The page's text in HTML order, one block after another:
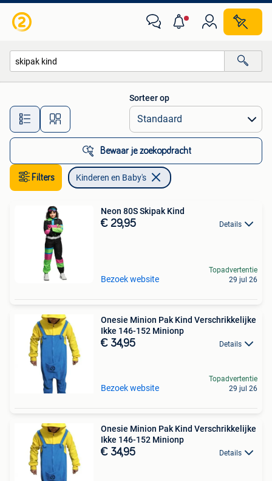
Alle afstanden…
Sorteer op
Bewaar je zoekopdracht
Filters Kinderen en Baby's
Neon 80S Skipak Kind
€ 29,95 Details
Bezoek website
Topadvertentie
29 jul 26
Onesie Minion Pak Kind Verschrikkelijke
Ikke 146-152 Minionp
€ 34,95 Details
Bezoek website
Topadvertentie
29 jul 26
Onesie Minion Pak Kind Verschrikkelijke
Ikke 146-152 Minionp
€ 34,95 Details